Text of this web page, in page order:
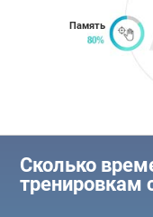
Память
Сколько
тренировкам